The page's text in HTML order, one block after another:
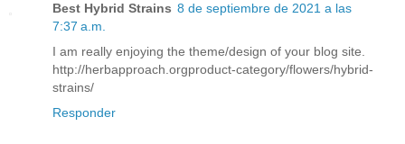
Best Hybrid Strains 8 de septiembre de 2021 a las
7:37 a.m.
I am really enjoying the theme/design of your blog site.
http://herbapproach.orgproduct-category/flowers/hybrid-
strains/
Responder